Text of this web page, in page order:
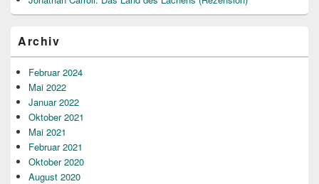
Archiv
Februar 2024
Mai 2022
Januar 2022
Oktober 2021
Mai 2021
Februar 2021
Oktober 2020
August 2020